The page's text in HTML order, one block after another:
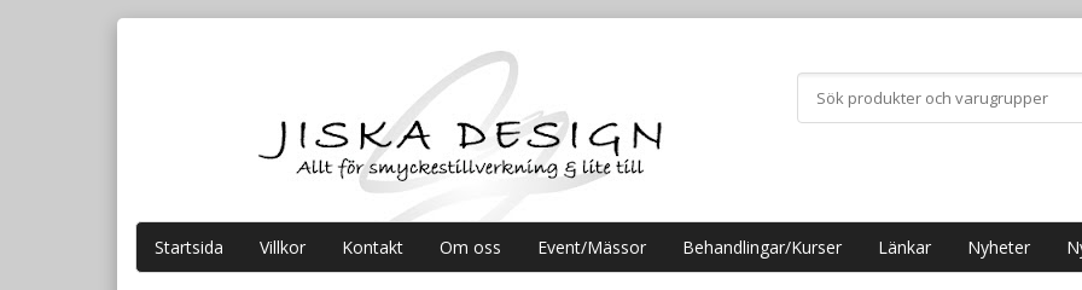
Startsida Villkor Kontakt Om oss Event/Mässor Behandlingar/Kurser Länkar Nyheter